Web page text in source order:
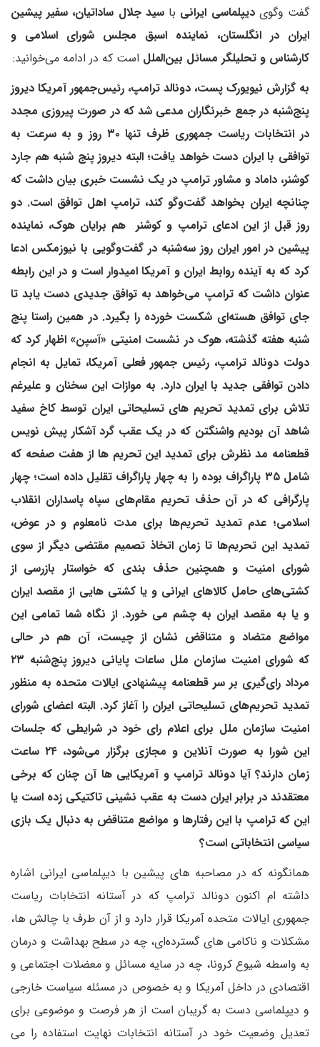
گفت وگوی دیپلماسی ایرانی باسید جلال ساداتیان، سفیر پیشین
ایران در انگلستان، نماینده اسبق مجلس شورای اسلامی و
کارشناس و تحلیلگر مسائل بین‌الملل است که در ادامه می‌خوانید:
به گزارش نیویورک پست، دونالد ترامپ، رئیس‌جمهور آمریکا دیروز
پنج‌شنبه در جمع خبرنگاران مدعی شد که در صورت پیروزی مجدد
در انتخابات ریاست جمهوری ظرف تنها ۳۰ روز و به سرعت به
توافقی با ایران دست خواهد یافت؛ البته دیروز پنج شنبه هم جارد
کوشنر، داماد و مشاور ترامپ در یک نشست خبری بیان داشت که
چنانچه ایران بخواهد گفت‌وگو کند، ترامپ اهل توافق است. دو
روز قبل از این ادعای ترامپ و کوشنر هم برایان هوک، نماینده
پیشین در امور ایران روز سه‌شنبه در گفت‌وگویی با نیوزمکس ادعا
کرد که به آینده روابط ایران و آمریکا امیدوار است و در این رابطه
عنوان داشت که ترامپ می‌خواهد به توافق جدیدی دست یابد تا
جای توافق هسته‌ای شکست خورده را بگیرد. در همین راستا پنج
شنبه هفته گذشته، هوک در نشست امنیتی «آسپن» اظهار کرد که
دولت دونالد ترامپ، رئیس جمهور فعلی آمریکا، تمایل به انجام
دادن توافقی جدید با ایران دارد. به موازات این سخنان و علیرغم
تلاش برای تمدید تحریم های تسلیحاتی ایران توسط کاخ سفید
شاهد آن بودیم واشنگتن که در یک عقب گرد آشکار پیش نویس
قطعنامه مد نظرش برای تمدید این تحریم ها از هفت صفحه‌ که
شامل ۳۵ پاراگراف بوده را به چهار پاراگراف تقلیل داده است؛ چهار
پارگرافی که در آن حذف تحریم مقام‌های سپاه پاسداران انقلاب
اسلامی؛ عدم تمدید تحریم‌ها برای مدت نامعلوم و در عوض،
تمدید این تحریم‌ها تا زمان اتخاذ تصمیم مقتضی دیگر از سوی
شورای امنیت و همچنین حذف بندی که خواستار بازرسی از
کشتی‌های حامل کالاهای ایرانی و یا کشتی هایی از مقصد ایران
و یا به مقصد ایران به چشم می خورد. از نگاه شما تمامی این
مواضع متضاد و متناقض نشان از چیست،آن هم در حالی
که
شورای امنیت سازمان ملل ساعات پایانی دیروز پنج‌شنبه ۲۳
مرداد رای‌گیری بر سر قطعنامه پیشنهادی ایالات متحده به منظور
تمدید تحریم‌های تسلیحاتی ایران را آغاز کرد. البته اعضای شورای
امنیت سازمان ملل برای اعلام رای خود در شرایطی که جلسات
این شورا به صورت آنلاین و مجازی برگزار می‌شود، ۲۴ ساعت
زمان دارند؟آیا دونالد ترامپ و آمریکایی ها آن چنان که برخی
معتقدند در برابر ایران دست به عقب نشینی تاکتیکی زده است یا
این که ترامپ با این رفتارها و مواضع متناقض به دنبال یک بازی
سیاسی انتخاباتی است؟
همانگونه که در مصاحبه های پیشین با دیپلماسی ایرانی اشاره
داشته ام اکنون دونالد‌ ترامپ که در آستانه انتخابات ریاست
جمهوری ایالات متحده آمریکا قرار دارد و از آن طرف با چالش ها،
مشکلات و ناکامی های گسترده‌ای، چه در سطح بهداشت و درمان
به واسطه شیوع کرونا، چه در سایه مسائل و معضلات اجتماعی و
اقتصادی در داخل آمریکا و به خصوص در مسئله سیاست خارجی
و دیپلماسی دست به گریبان است از هر فرصت و موضوعی برای
تعدیل وضعیت خود در آستانه انتخابات نهایت استفاده را می